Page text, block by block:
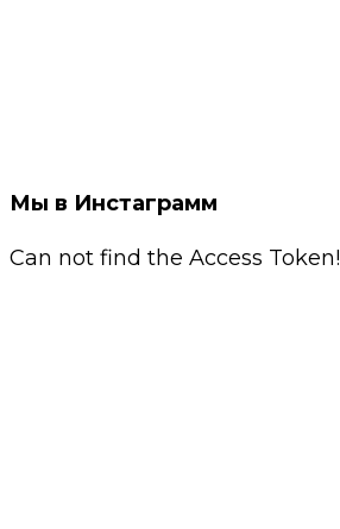
Мы в Инстаграмм
Can not find the Access Token!